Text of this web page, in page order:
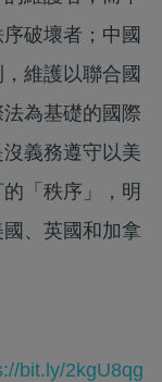
破壞者；中國
維護以聯合國
為基礎的國際
義務遵守以美
「秩序」，明
、英國和加拿
bit.ly/2kgU8qg